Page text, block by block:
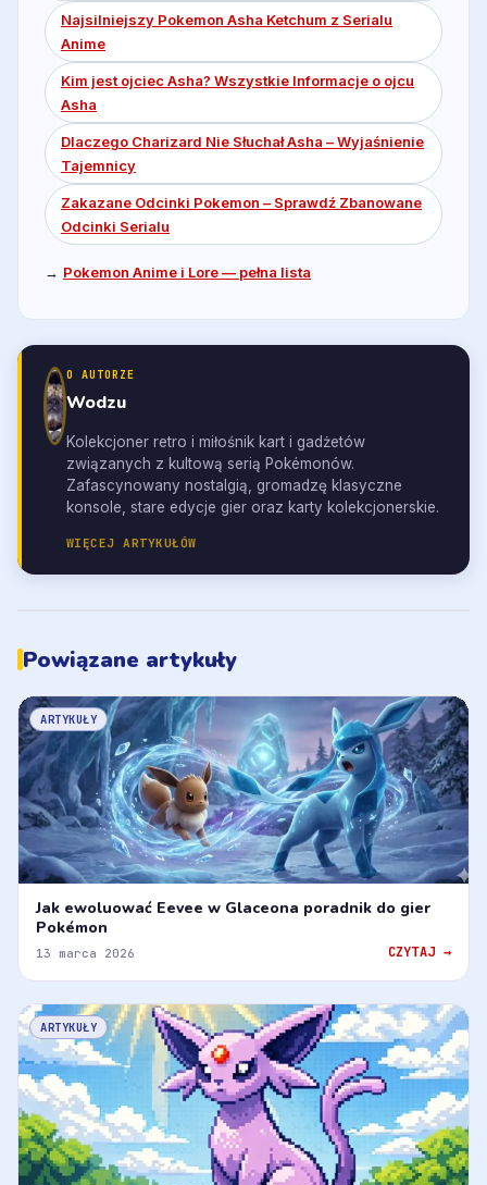
Najsilniejszy Pokemon Asha Ketchum z Serialu
Anime
Kim jest ojciec Asha? Wszystkie Informacje o ojcu
Asha
Dlaczego Charizard Nie Słuchał Asha – Wyjaśnienie
Tajemnicy
Zakazane Odcinki Pokemon – Sprawdź Zbanowane
Odcinki Serialu
→ Pokemon Anime i Lore — pełna lista
O AUTORZE
Wodzu
Kolekcjoner retro i miłośnik kart i gadżetów
związanych z kultową serią Pokémonów.
Zafascynowany nostalgią, gromadzę klasyczne
konsole, stare edycje gier oraz karty kolekcjonerskie.
WIĘCEJ ARTYKUŁÓW
Powiązane artykuły
ARTYKUŁY
Jak ewoluować Eevee w Glaceona poradnik do gier
Pokémon
13 marca 2026 CZYTAJ →
ARTYKUŁY